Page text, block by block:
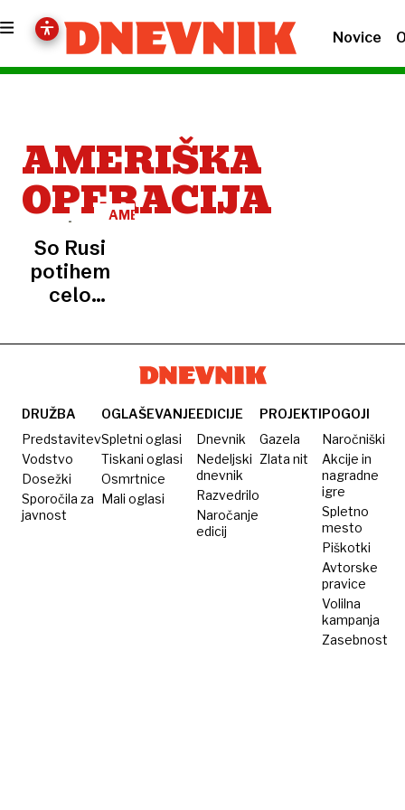
Novice
AMERIŠKA
OPERACIJA
AMERIŠKI
So Rusi
potihem
celo
da je
v
Venezueli
odpovedal?
DRUŽBA
Predstavitev
Vodstvo
Dosežki
Sporočila za
javnost
OGLAŠEVANJE
Spletni oglasi
Tiskani oglasi
Osmrtnice
Mali oglasi
EDICIJE
Dnevnik
Nedeljski
dnevnik
Razvedrilo
Naročanje
edicij
PROJEKTI
Gazela
Zlata nit
POGOJI
Naročniški
Akcije in
nagradne
igre
Spletno
mesto
Piškotki
Avtorske
pravice
Volilna
kampanja
Zasebnost